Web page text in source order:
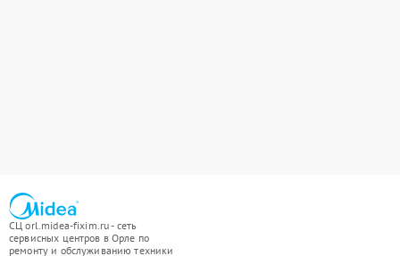
СЦ orl.midea-fixim.ru - сеть
сервисных центров в Орле по
ремонту и обслуживанию техники